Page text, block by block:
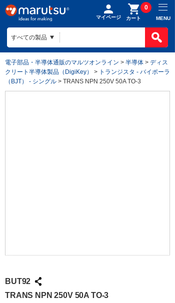
マイページ カート
0
MENU
電子部品・半導体通販のマルツオンライン > 半導体 > ディス
クリート半導体製品（DigiKey）
> トランジスタ - バイポーラ
（BJT） - シングル > TRANS NPN 250V 50A TO-3
BUT92
TRANS NPN 250V 50A TO-3